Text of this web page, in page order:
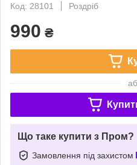
Код: 28101
Роздріб
990 ₴
Що таке купити з Пром?
Замовлення під захистом